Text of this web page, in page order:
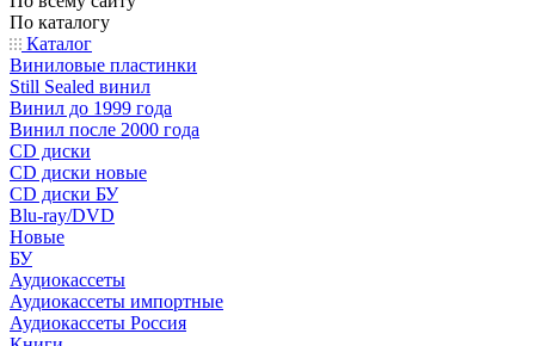
По каталогу
Каталог
Виниловые пластинки
Still Sealed винил
Винил до 1999 года
Винил после 2000 года
CD диски
CD диски новые
CD диски БУ
Blu-ray/DVD
Новые
БУ
Аудиокассеты
Аудиокассеты импортные
Аудиокассеты Россия